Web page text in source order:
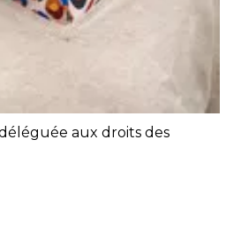
aux droits des